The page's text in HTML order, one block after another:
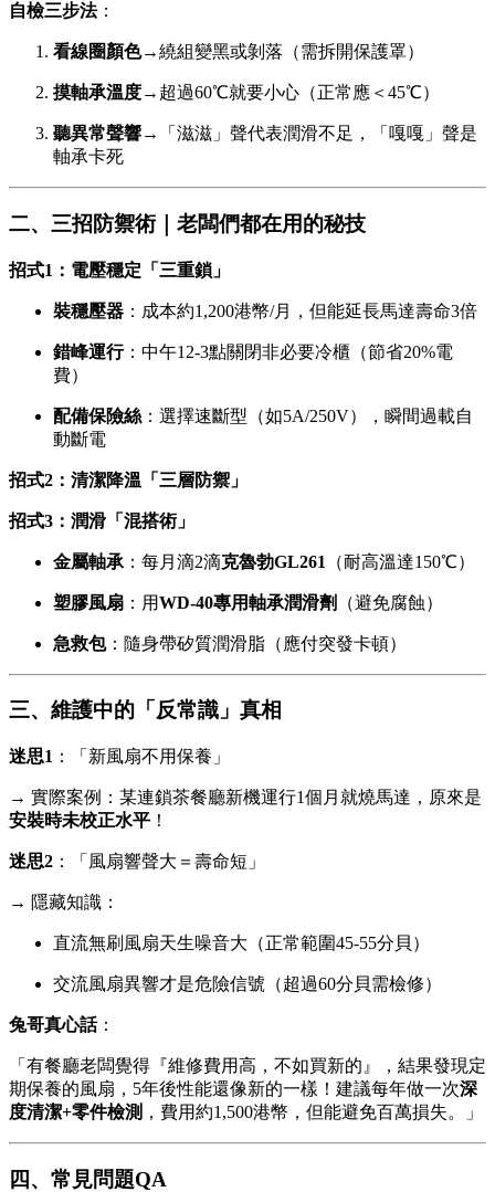
自檢三步法：
看線圈顏色→繞組變黑或剝落（需拆開保護罩）
摸軸承溫度→超過60℃就要小心（正常應＜45℃）
聽異常聲響→「滋滋」聲代表潤滑不足，「嘎嘎」聲是
軸承卡死
二、三招防禦術｜老闆們都在用的秘技
招式1：電壓穩定「三重鎖」
裝穩壓器 ：成本約1,200港幣/月，但能延長馬達壽命3倍
錯峰運行：中午12-3點關閉非必要冷櫃（節省20%電
費）
配備保險絲 ：選擇速斷型（如5A/250V），瞬間過載自
動斷電
招式2：清潔降溫「三層防禦」
招式3：潤滑「混搭術」
金屬軸承 ：每月滴2滴克魯勃GL261 （耐高溫達150℃）
塑膠風扇 ：用WD-40專用軸承潤滑劑 （避免腐蝕）
急救包：隨身帶矽質潤滑脂（應付突發卡頓）
三、維護中的「反常識」真相
迷思1 ：「新風扇不用保養」
→ 實際案例：某連鎖茶餐廳新機運行1個月就燒馬達，原來是
安裝時未校正水平 ！
迷思2 ：「風扇響聲大＝壽命短」
→ 隱藏知識：
直流無刷風扇天生噪音大（正常範圍45-55分貝）
交流風扇異響才是危險信號（超過60分貝需檢修）
兔哥真心話：
「有餐廳老闆覺得『維修費用高，不如買新的』，結果發現定
期保養的風扇，5年後性能還像新的一樣！建議每年做一次深
度清潔+零件檢測 ，費用約1,500港幣，但能避免百萬損失。」
四、常見問題QA